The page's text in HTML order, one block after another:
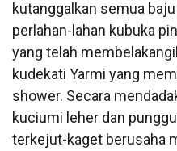
kutanggalkan semua
perlahan-lahan kubuka
yang telah
kudekati Yarmi yang
shower. Secara
kuciumi leher dan
terkejut-kaget berusaha